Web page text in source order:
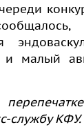
и малый
службу КФУ.